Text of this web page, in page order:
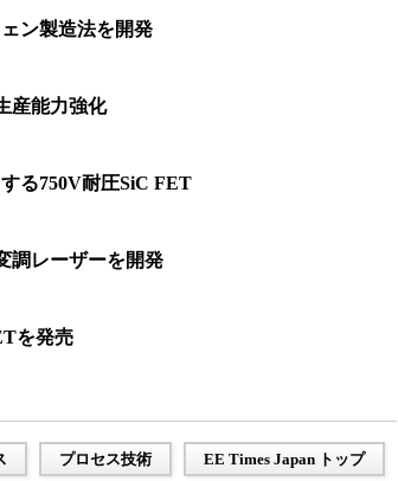
ン製造法を開発
産能力強化
る750V耐圧SiC FET
調レーザーを開発
を発売
プロセス技術 EE Times Japan トップ